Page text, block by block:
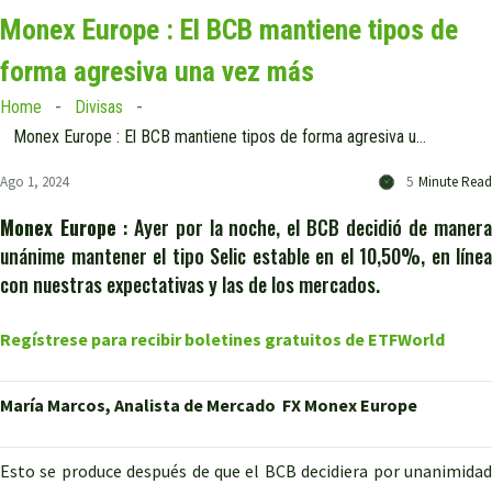
Monex Europe : El BCB mantiene tipos de
forma agresiva una vez más
Home
Divisas
Monex Europe : El BCB mantiene tipos de forma agresiva una vez más
Ago 1, 2024 5 Minute Read
Monex Europe : Ayer por la noche, el BCB decidió de manera
unánime mantener el tipo Selic estable en el 10,50%, en línea
con nuestras expectativas y las de los mercados.
Regístrese para recibir boletines gratuitos de ETFWorld
María Marcos, Analista de Mercado FX Monex Europe
Esto se produce después de que el BCB decidiera por unanimidad